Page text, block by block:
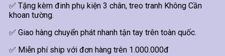
✅ Tặng kèm đinh phụ kiện 3 chân, treo tranh Không Cần
khoan tường.
✅ Giao hàng chuyển phát nhanh tận tay trên toàn quốc.
✅ Miễn phí ship với đơn hàng trên 1.000.000đ